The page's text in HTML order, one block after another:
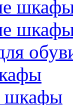
шкафы